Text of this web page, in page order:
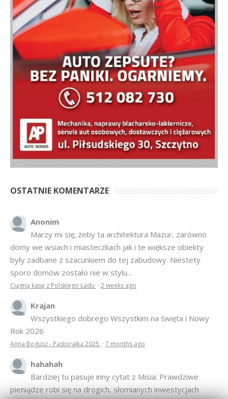
OSTATNIE KOMENTARZE
Anonim
Marzy mi się, żeby ta architektura Mazur, zarówno
domy we wsiach i miasteczkach jak i te większe obiekty
były zadbane z szacunkiem do tej zabudowy. Niestety
sporo domów zostało nie w stylu...
Ciągną kasę z Polskiego Ładu · 2 weeks ago
Krajan
Wszystkiego dobrego Wszystkim na święta i Nowy
Rok 2026
Anna Bogusz - Pastorałka 2025 · 7 months ago
hahahah
Bardziej tu pasuje inny cytat z Misia: Prawdziwe
pieniądze robi się na drogich, słomianych inwestycjach